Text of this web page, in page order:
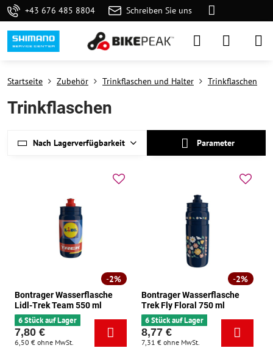
+43 676 485 8804 Schreiben Sie uns
Startseite Zubehör Trinkflaschen und Halter Trinkflaschen
Trinkflaschen
Nach Lagerverfügbarkeit Parameter
2%
Bontrager Wasserflasche
Lidl-Trek Team 550 ml
6 Stück auf Lager
7,80 €
6,50 € ohne MwSt.
2%
Bontrager Wasserflasche
Trek Fly Floral 750 ml
6 Stück auf Lager
8,77 €
7,31 € ohne MwSt.